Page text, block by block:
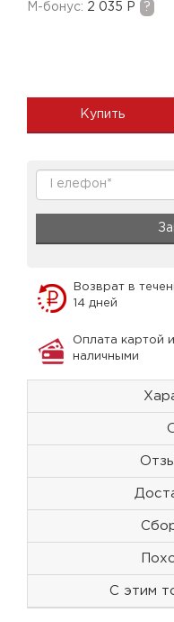
M-бонус: 2 035 Р ?
Купить
Возврат в
14 дней
Оплата картой
наличными
С этим